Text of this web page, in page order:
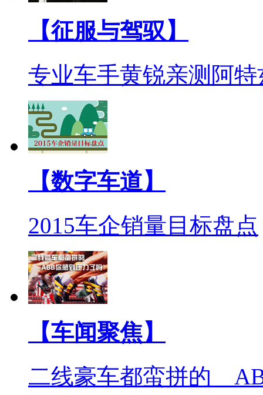
【征服与驾驭】
专业车手黄锐亲测阿特
【数字车道】
2015车企销量目标盘点
【车闻聚焦】
二线豪车都蛮拼的